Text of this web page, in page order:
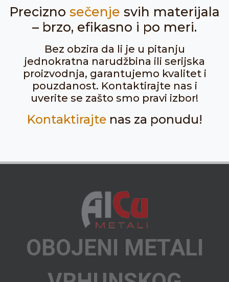
Precizno sečenje svih materijala
– brzo, efikasno i po meri.
Bez obzira da li je u pitanju
jednokratna narudžbina ili serijska
proizvodnja, garantujemo kvalitet i
pouzdanost. Kontaktirajte nas i
uverite se zašto smo pravi izbor!
Kontaktirajtenas za ponudu!
OBOJENI METALI